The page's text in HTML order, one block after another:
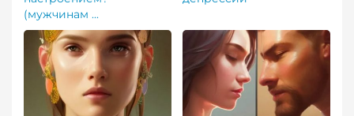
(мужчинам ...